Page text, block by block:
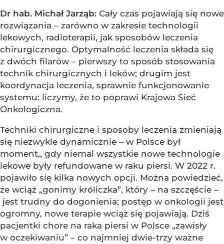
Dr hab. Michał Jarząb: Cały czas pojawiają się nowe
rozwiązania – zarówno w zakresie technologii
lekowych, radioterapii, jak sposobów leczenia
chirurgicznego. Optymalność leczenia składa się
z dwóch filarów – pierwszy to sposób stosowania
technik chirurgicznych i leków; drugim jest
koordynacja leczenia, sprawnie funkcjonowanie
systemu: liczymy, że to poprawi Krajowa Sieć
Onkologiczna.
Techniki chirurgiczne i sposoby leczenia zmieniają
się niezwykle dynamicznie – w Polsce był
moment,, gdy niemal wszystkie nowe technologie
lekowe były refundowane w raku piersi. W 2022 r.
pojawiło się kilka nowych opcji. Można powiedzieć,
że wciąż „gonimy króliczka”, który – na szczęście –
jest trudny do dogonienia; postęp w onkologii jest
ogromny, nowe terapie wciąż się pojawiają. Dziś
pacjentki chore na raka piersi w Polsce „zawisły
w oczekiwaniu” – co najmniej dwie-trzy ważne